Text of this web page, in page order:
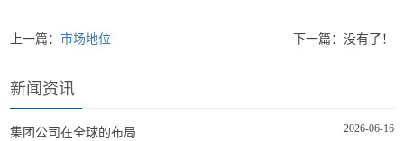
上一篇：市场地位 下一篇：没有了！
新闻资讯
2026-06-16
集团公司在全球的布局